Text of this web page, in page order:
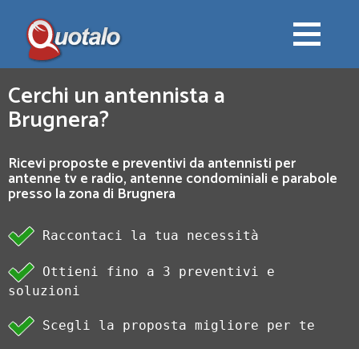
Cerchi un antennista a
Brugnera?
Ricevi proposte e preventivi da antennisti per
antenne tv e radio, antenne condominiali e parabole
presso la zona di Brugnera
Raccontaci la tua necessità
Ottieni fino a 3 preventivi e
soluzioni
Scegli la proposta migliore per te